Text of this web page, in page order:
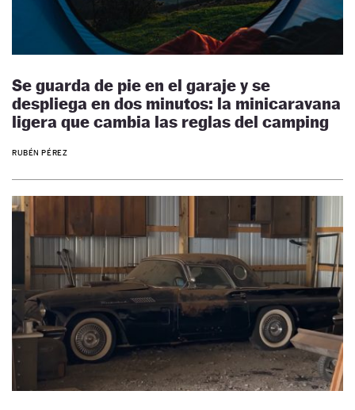
Se guarda de pie en el garaje y se
despliega en dos minutos: la minicaravana
ligera que cambia las reglas del camping
RUBÉN PÉREZ